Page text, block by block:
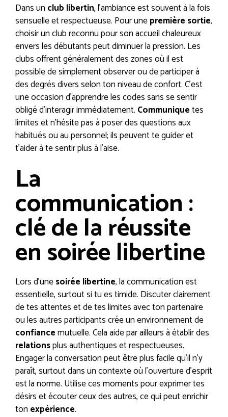
Dans un club libertin, l’ambiance est souvent à la fois
sensuelle et respectueuse. Pour unepremière sortie,
choisir un club reconnu pour son accueil chaleureux
envers les débutants peut diminuer la pression. Les
clubs offrent généralement des zones où il est
possible de simplement observer ou de participer à
des degrés divers selon ton niveau de confort. C’est
une occasion d’apprendre les codes sans se sentir
obligé d’interagir immédiatement. Communiquetes
limites et n’hésite pas à poser des questions aux
habitués ou au personnel; ils peuvent te guider et
t’aider à te sentir plus à l’aise.
La
communication :
clé de la réussite
en soirée libertine
Lors d’unesoirée libertine, la communication est
essentielle, surtout si tu es timide. Discuter clairement
de tes attentes et de tes limites avec ton partenaire
ou les autres participants crée un environnement de
confiancemutuelle. Cela aide par ailleurs à établir des
relationsplus authentiques et respectueuses.
Engager la conversation peut être plus facile qu’il n’y
paraît, surtout dans un contexte où l’ouverture d’esprit
est la norme. Utilise ces moments pour exprimer tes
désirs et écouter ceux des autres, ce qui peut enrichir
ton expérience.